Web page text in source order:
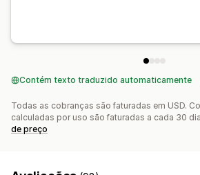
Contém texto traduzido automaticamente
Todas as cobranças são faturadas em USD.
calculadas por uso são faturadas a cada 30
de preço